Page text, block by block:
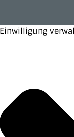
Einwilligung